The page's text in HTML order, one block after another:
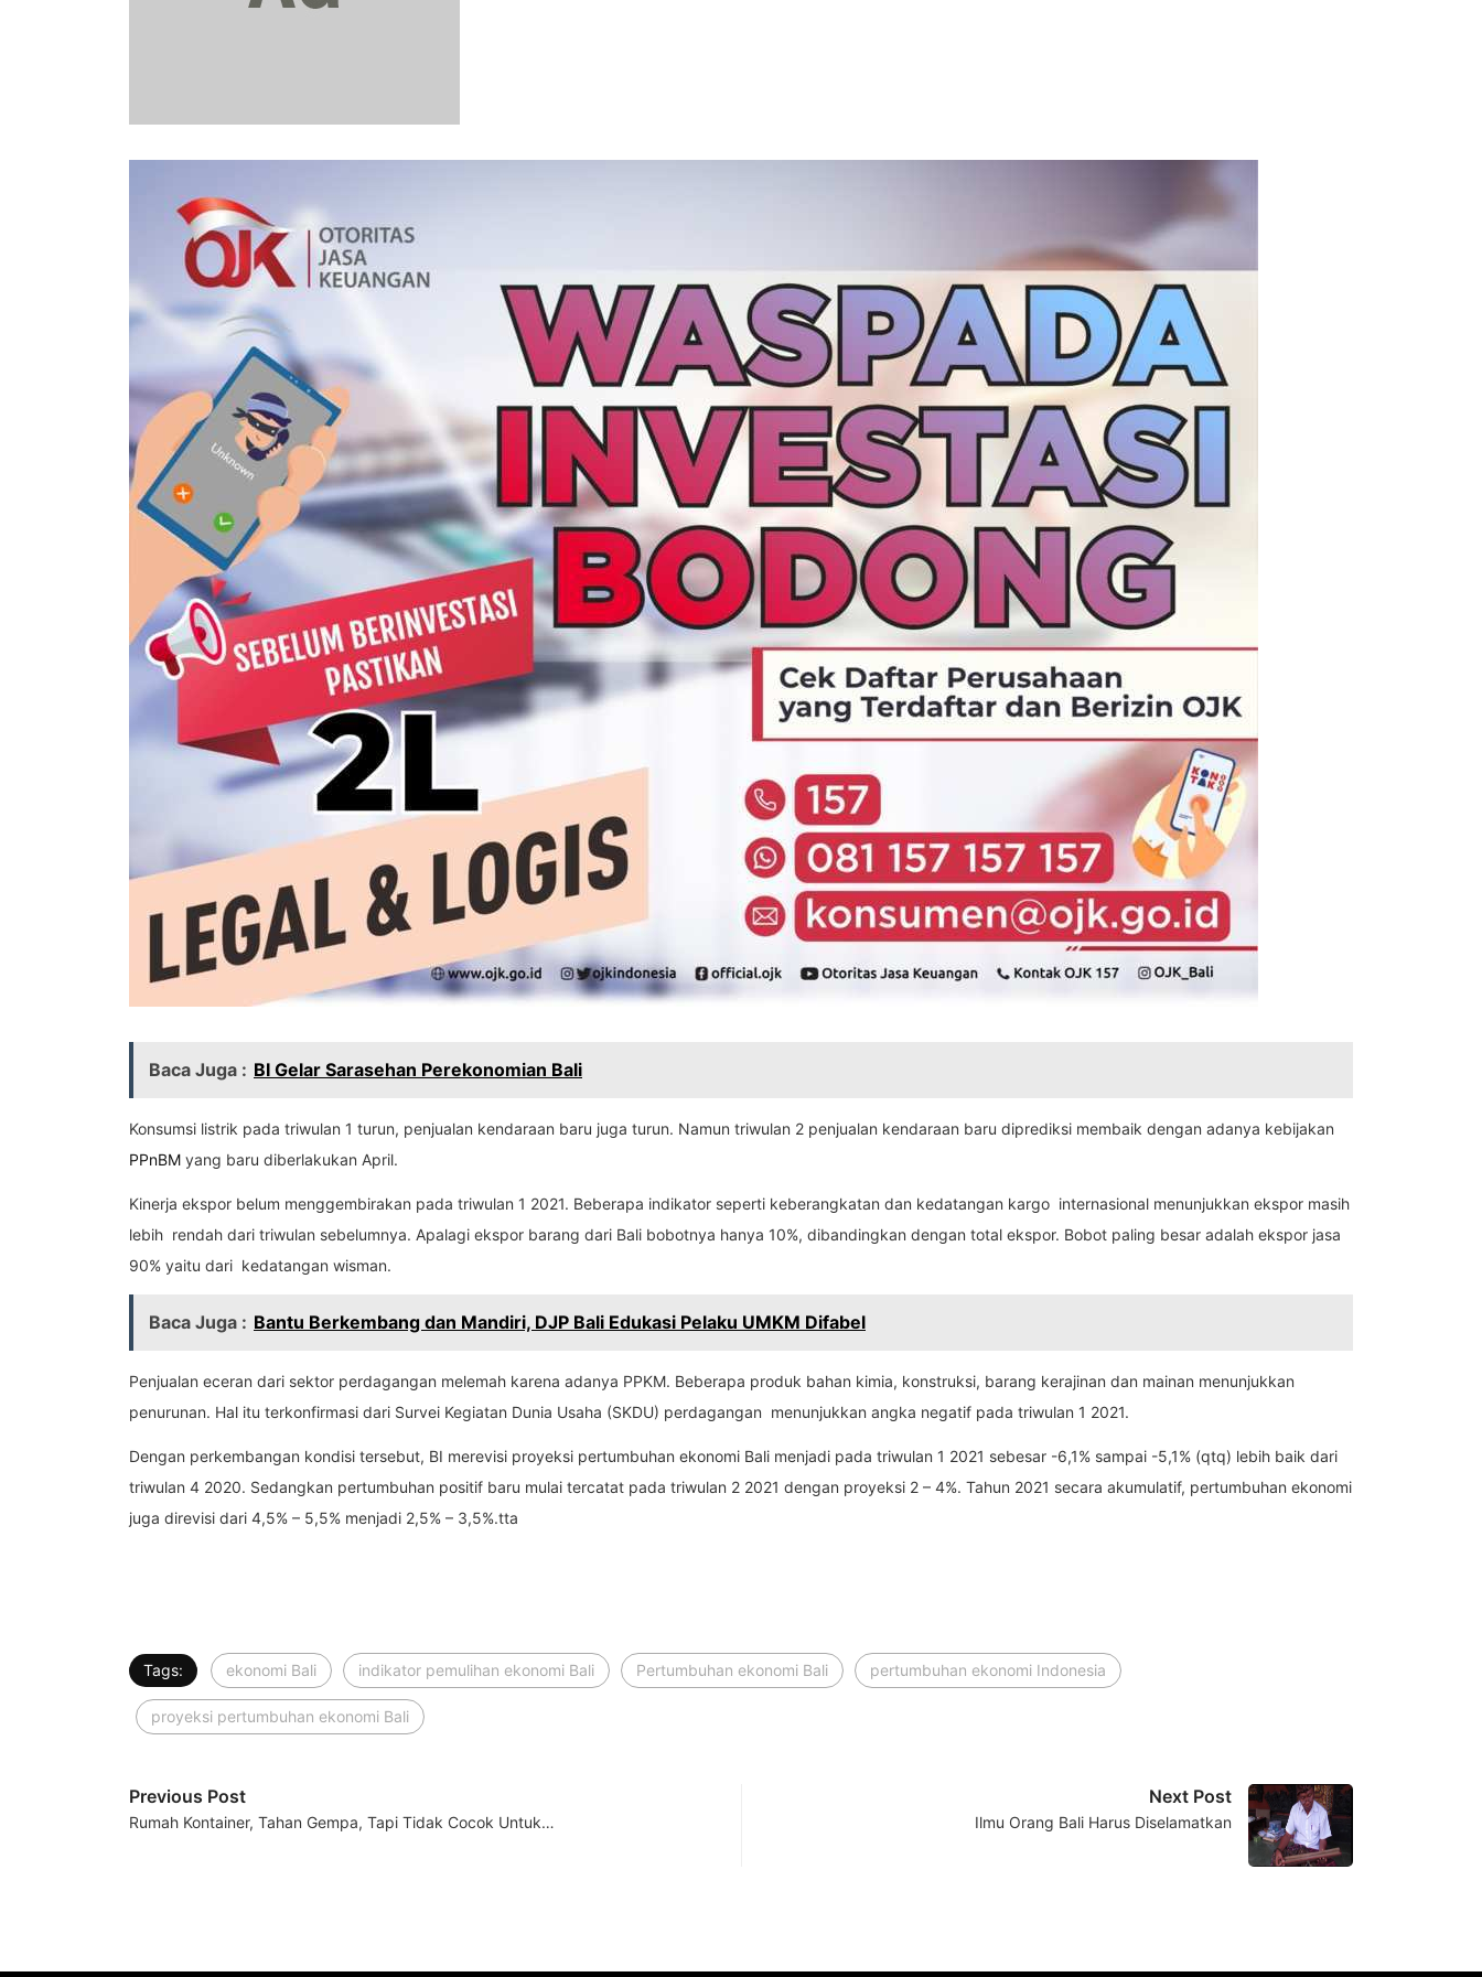
Baca Juga : BI Gelar Sarasehan Perekonomian Bali
Konsumsi listrik pada triwulan 1 turun, penjualan kendaraan baru juga turun. Namun triwulan 2 penjualan kendaraan baru diprediksi membaik dengan adanya kebijakan
PPnBM yang baru diberlakukan April.
Kinerja ekspor belum menggembirakan pada triwulan 1 2021. Beberapa indikator seperti keberangkatan dan kedatangan kargo internasional menunjukkan ekspor masih
lebih rendah dari triwulan sebelumnya. Apalagi ekspor barang dari Bali bobotnya hanya 10%, dibandingkan dengan total ekspor. Bobot paling besar adalah ekspor jasa
90% yaitu dari kedatangan wisman.
Baca Juga : Bantu Berkembang dan Mandiri, DJP Bali Edukasi Pelaku UMKM Difabel
Penjualan eceran dari sektor perdagangan melemah karena adanya PPKM. Beberapa produk bahan kimia, konstruksi, barang kerajinan dan mainan menunjukkan
penurunan. Hal itu terkonfirmasi dari Survei Kegiatan Dunia Usaha (SKDU) perdagangan menunjukkan angka negatif pada triwulan 1 2021.
Dengan perkembangan kondisi tersebut, BI merevisi proyeksi pertumbuhan ekonomi Bali menjadi pada triwulan 1 2021 sebesar -6,1% sampai -5,1% (qtq) lebih baik dari
triwulan 4 2020. Sedangkan pertumbuhan positif baru mulai tercatat pada triwulan 2 2021 dengan proyeksi 2 – 4%. Tahun 2021 secara akumulatif, pertumbuhan ekonomi
juga direvisi dari 4,5% – 5,5% menjadi 2,5% – 3,5%.tta
Tags: ekonomi Bali indikator pemulihan ekonomi Bali Pertumbuhan ekonomi Bali pertumbuhan ekonomi Indonesia
proyeksi pertumbuhan ekonomi Bali
Previous Post
Rumah Kontainer, Tahan Gempa, Tapi Tidak Cocok Untuk…
Next Post
Ilmu Orang Bali Harus Diselamatkan